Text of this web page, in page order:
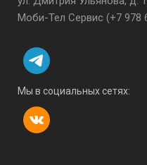
Невероятные
просмотра
Абсолютно плоский
ультратонкой рамкой и
обеспечивает
время создания и
Моби-Тел Сервис (+7 978
Мы в социальных сетях: